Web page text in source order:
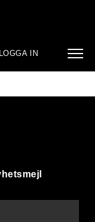
LOGGA IN